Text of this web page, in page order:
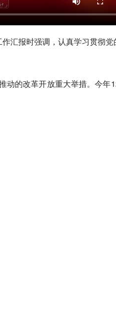
汇报时强调，认真学习贯彻党
动的改革开放重大举措。今年